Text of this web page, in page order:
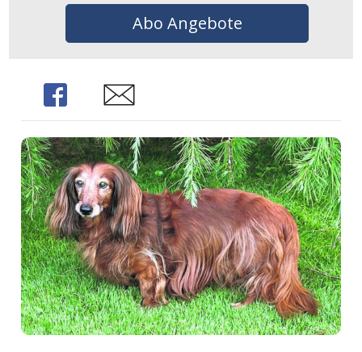
Abo Angebote
Share Share